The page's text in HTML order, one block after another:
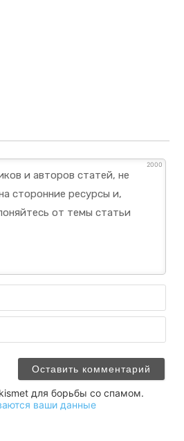
2000
для борьбы со спамом.
ваши данные